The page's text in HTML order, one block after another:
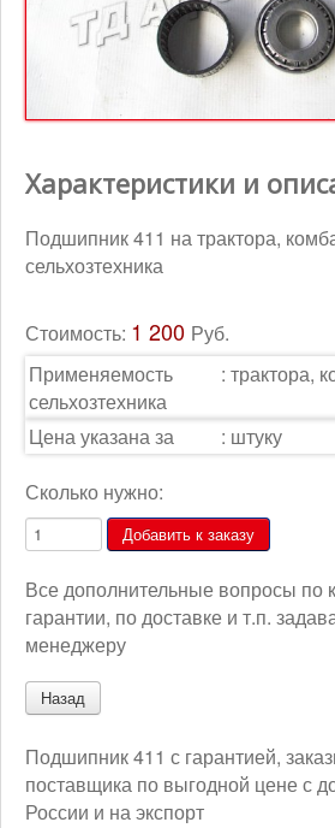
Характеристики и
Подшипник 411 на трактора,
сельхозтехника
Стоимость: 1 200 Руб.
Применяемость
: трактора,
сельхозтехника
Цена указана за
: штуку
Сколько нужно:
Все дополнительные вопросы по
гарантии, по доставке и т.п.
менеджеру
Подшипник 411 с гарантией,
поставщика по выгодной цене с
России и на экспорт